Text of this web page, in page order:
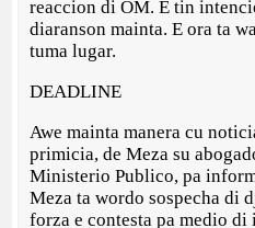
reaccion di OM. E tin
diaranson mainta. E ora ta
tuma lugar.
DEADLINE
Awe mainta manera cu
primicia, de Meza su
Ministerio Publico, pa
Meza ta wordo sospecha di
forza e contesta pa medio